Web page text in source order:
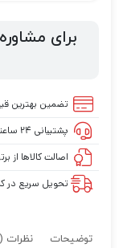
برای
تضمین بهترین
پشتیبانی ۲۴ ساعته، ۷ روز هفته
اصالت کالاها از
تحویل سریع در
توضیحات نظرات (0)